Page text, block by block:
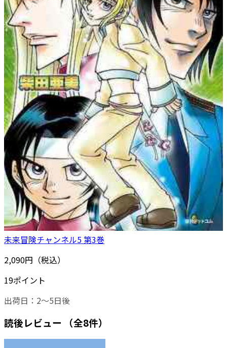
未来冒険チャンネル5 第3巻
2,090円（税込）
19ポイント
出荷日：2～5日後
読後レビュー （全8件）